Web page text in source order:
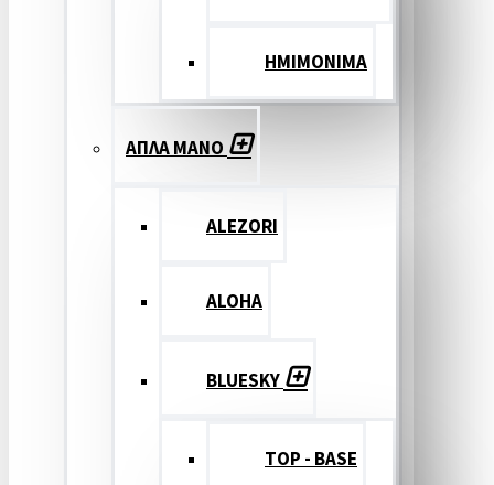
ΗΜΙΜΟΝΙΜΑ
ΑΠΛΑ ΜΑΝΟ
ALEZORI
ALOHA
BLUESKY
TOP - BASE